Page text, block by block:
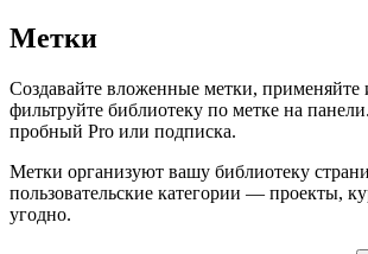
Метки
Создавайте вложенные метки, применяйте
фильтруйте библиотеку по метке на
пробный Pro или подписка.
Метки организуют вашу библиотеку
пользовательские категории — проекты,
угодно.